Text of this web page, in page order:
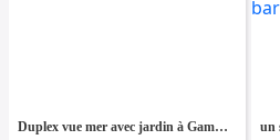
Duplex vue mer avec jardin à Gammarth